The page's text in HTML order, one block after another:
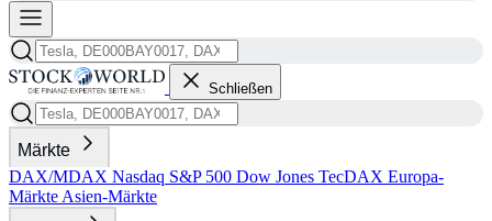
Schließen
Märkte
DAX/MDAX Nasdaq S&P 500 Dow Jones TecDAX Europa-
Märkte Asien-Märkte